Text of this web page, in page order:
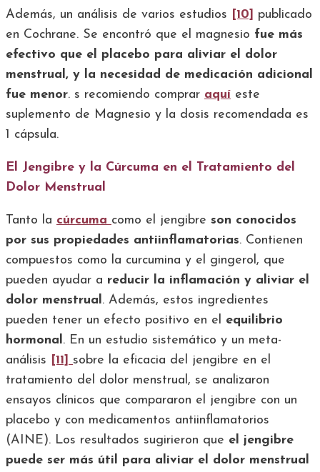
Además, un análisis de varios estudios [10] publicado
en Cochrane. Se encontró que el magnesio fue más
efectivo que el placebo para aliviar el dolor
menstrual, y la necesidad de medicación adicional
fue menor. s recomiendo comprar aquí este
suplemento de Magnesio y la dosis recomendada es
1 cápsula.
El Jengibre y la Cúrcuma en el Tratamiento del
Dolor Menstrual
Tanto la cúrcuma como el jengibre son conocidos
por sus propiedades antiinflamatorias. Contienen
compuestos como la curcumina y el gingerol, que
pueden ayudar a reducir la inflamación y aliviar el
dolor menstrual. Además, estos ingredientes
pueden tener un efecto positivo en el equilibrio
hormonal. En un estudio sistemático y un meta-
análisis [11] sobre la eficacia del jengibre en el
tratamiento del dolor menstrual, se analizaron
ensayos clínicos que compararon el jengibre con un
placebo y con medicamentos antiinflamatorios
(AINE). Los resultados sugirieron que el jengibre
puede ser más útil para aliviar el dolor menstrual